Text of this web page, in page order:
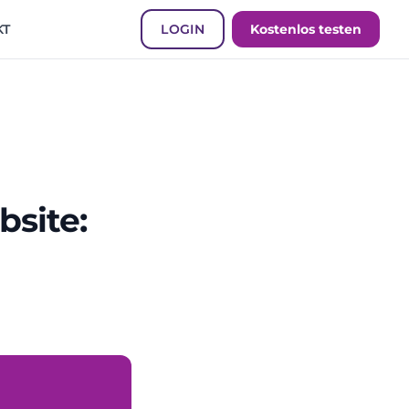
LOGIN Kostenlos testen